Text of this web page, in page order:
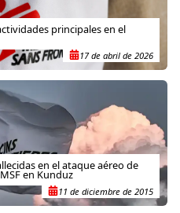
principales en el
17 de abril de 2026
en el ataque aéreo de
en Kunduz
11 de diciembre de 2015